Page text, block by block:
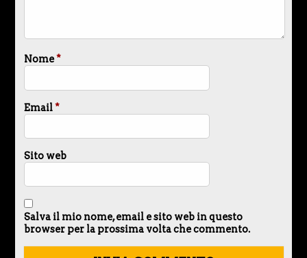
Nome*
Email*
Sito web
Salva il mio nome, email e sito web in questo
browser per la prossima volta che commento.